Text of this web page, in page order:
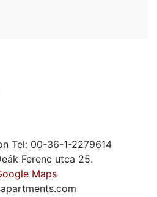
Tel: 00-36-1-2279614
Ferenc utca 25.
Maps